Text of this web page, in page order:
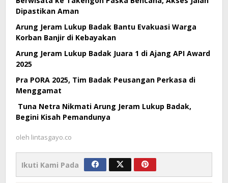
Dipastikan Aman
Arung Jeram Lukup Badak Bantu Evakuasi Warga
Korban Banjir di Kebayakan
Arung Jeram Lukup Badak Juara 1 di Ajang API Award
2025
Pra PORA 2025, Tim Badak Peusangan Perkasa di
Menggamat
Tuna Netra Nikmati Arung Jeram Lukup Badak,
Begini Kisah Pemandunya
oleh lintasgayo.co
Ikuti Kami Pada